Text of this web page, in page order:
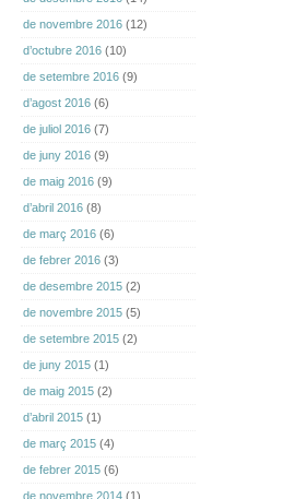
de novembre 2016 (12)
d’octubre 2016 (10)
de setembre 2016 (9)
d’agost 2016 (6)
de juliol 2016 (7)
de juny 2016 (9)
de maig 2016 (9)
d’abril 2016 (8)
de març 2016 (6)
de febrer 2016 (3)
de desembre 2015 (2)
de novembre 2015 (5)
de setembre 2015 (2)
de juny 2015 (1)
de maig 2015 (2)
d’abril 2015 (1)
de març 2015 (4)
de febrer 2015 (6)
de novembre 2014 (1)